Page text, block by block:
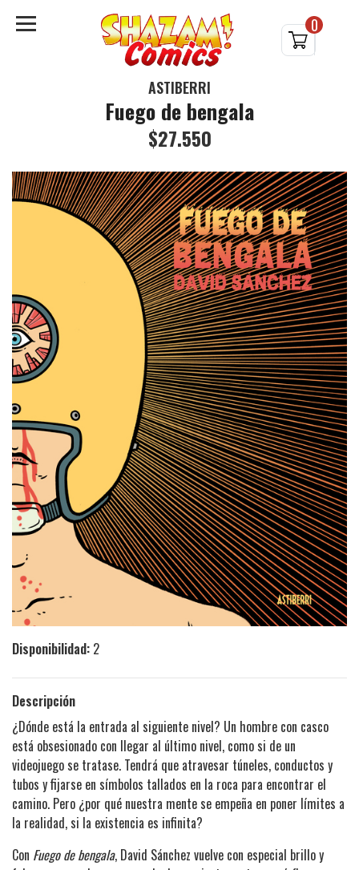
0
ASTIBERRI
Fuego de bengala
$27.550
Disponibilidad: 2
Descripción
¿Dónde está la entrada al siguiente nivel? Un hombre con casco
está obsesionado con llegar al último nivel, como si de un
videojuego se tratase. Tendrá que atravesar túneles, conductos y
tubos y fijarse en símbolos tallados en la roca para encontrar el
camino. Pero ¿por qué nuestra mente se empeña en poner límites a
la realidad, si la existencia es infinita?
Con Fuego de bengala, David Sánchez vuelve con especial brillo y